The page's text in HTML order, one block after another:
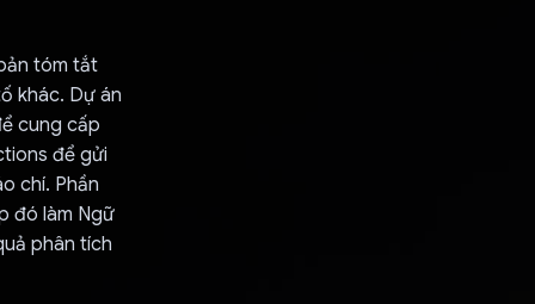
tóm tắt
khác. Dự án
cung cấp
để gửi
chí. Phần
đó làm Ngữ
phân tích